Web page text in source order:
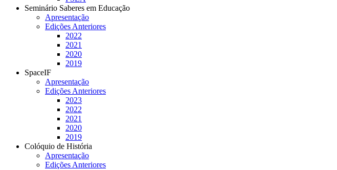
Seminário Saberes em Educação
Apresentação
Edições Anteriores
2022
2021
2020
2019
SpaceIF
Apresentação
Edições Anteriores
2023
2022
2021
2020
2019
Colóquio de História
Apresentação
Edições Anteriores